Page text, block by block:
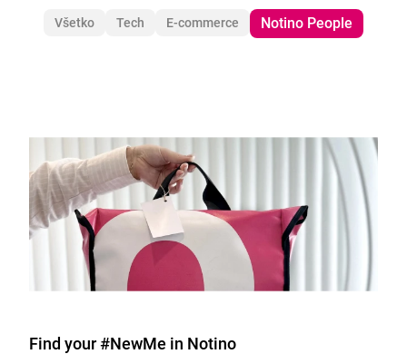
Všetko Tech E-commerce Notino People
Find your #NewMe in Notino